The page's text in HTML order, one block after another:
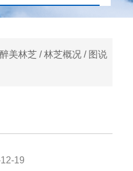
醉美林芝 /林芝概况 / 图说
19